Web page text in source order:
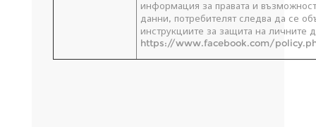
информация за правата и
данни, потребителят следва да се
инструкциите за защита на
https://www.facebook.com/